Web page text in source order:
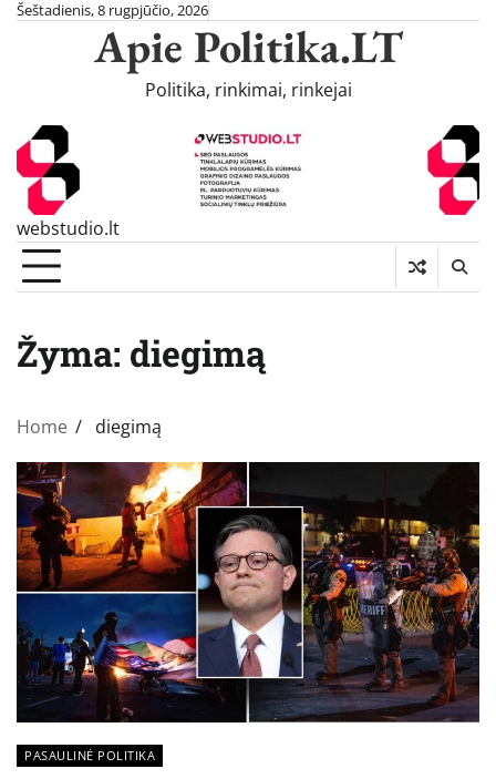
SkipŠeštadienis, 8 rugpjūčio, 2026
Apie Politika.LT
Politika, rinkimai, rinkejai
webstudio.lt
Žyma: diegimą
Home diegimą
PASAULINĖ POLITIKA